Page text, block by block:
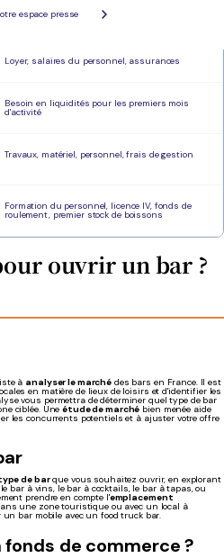
espace presse
Premier stock de boissons, consommables
(verres, pailles, etc.)
Loyer, salaires du personnel, assurances
Besoin en liquidités pour les premiers mois
d'activité
Travaux, matériel, personnel, frais de gestion
Formation du personnel, licence IV, fonds de
roulement, premier stock de boissons
ouvrir un bar ?
à analyser le marché des bars en France. Il est
en matière de lieux de loisirs et d'identifier les
vous permettra de déterminer quel type de bar
ciblée. Uneétude de marché bien menée aide
les concurrents potentiels et à ajuster votre offre
de barque vous souhaitez ouvrir, en explorant
bar à vins, le bar à cocktails, le bar à tapas, ou
prendre en compte l'emplacement
une zone touristique ou avec un local à
bar mobile avec un food truck bar.
de commerce ?